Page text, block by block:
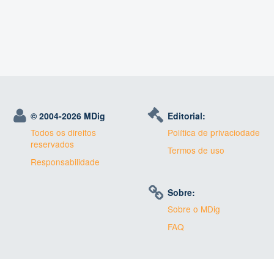
© 2004-2026 MDig
Todos os direitos
reservados
Responsabilidade
Editorial:
Política de privaciodade
Termos de uso
Sobre:
Sobre o MDig
FAQ